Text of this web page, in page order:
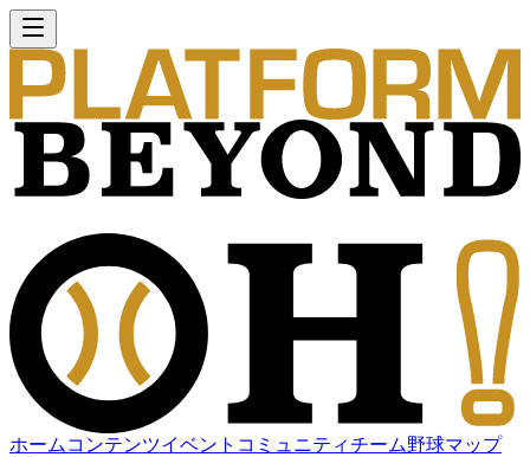
ホーム コンテンツイベント コミュニティチーム野球マップ